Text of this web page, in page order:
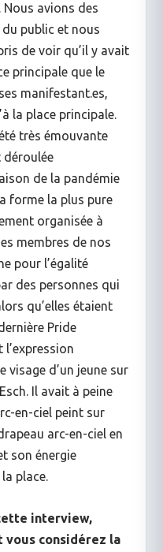
Nous avions des
public et nous
de voir qu’il y avait
principale que le
manifestant.es,
la place principale.
très émouvante
déroulée
de la pandémie
forme la plus pure
organisée à
membres de nos
pour l’égalité
des personnes qui
qu’elles étaient
Pride
visage d’un jeune sur
Il avait à peine
en-ciel peint sur
arc-en-ciel en
son énergie
place.
interview,
vous considérez la